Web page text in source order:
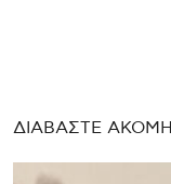
ΔΙΑΒΑΣΤΕ ΑΚΟΜΗ